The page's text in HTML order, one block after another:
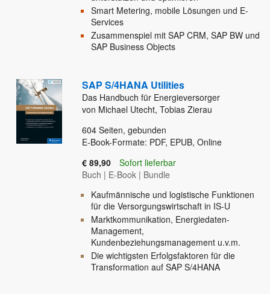
Smart Metering, mobile Lösungen und E-
Services
Zusammenspiel mit SAP CRM, SAP BW und
SAP Business Objects
SAP S/4HANA Utilities
Das Handbuch für Energieversorger
von Michael Utecht, Tobias Zierau
604 Seiten, gebunden
E-Book-Formate: PDF, EPUB, Online
€ 89,90
Sofort lieferbar
Buch | E-Book | Bundle
Kaufmännische und logistische Funktionen
für die Versorgungswirtschaft in IS-U
Marktkommunikation, Energiedaten-
Management,
Kundenbeziehungsmanagement u.v.m.
Die wichtigsten Erfolgsfaktoren für die
Transformation auf SAP S/4HANA